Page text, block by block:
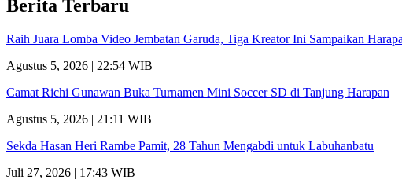
Berita Terbaru
Raih Juara Lomba Video Jembatan Garuda, Tiga Kreator Ini Sampaikan
Agustus 5, 2026 | 22:54 WIB
Camat Richi Gunawan Buka Turnamen Mini Soccer SD di Tanjung Harapan
Agustus 5, 2026 | 21:11 WIB
Sekda Hasan Heri Rambe Pamit, 28 Tahun Mengabdi untuk Labuhanbatu
Juli 27, 2026 | 17:43 WIB